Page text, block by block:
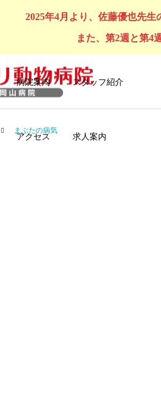
2025年4月より、佐藤優也先
また、第2週と第4
病院案内 スタッフ紹介
アクセス 求人案内
まぶたの病気